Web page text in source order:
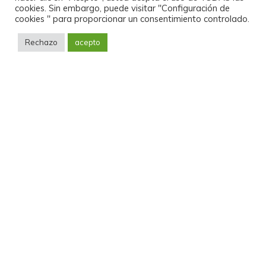
Saima
Empresa
cookies. Sin embargo, puede visitar "Configuración de
cookies " para proporcionar un consentimiento controlado.
Rechazo acepto